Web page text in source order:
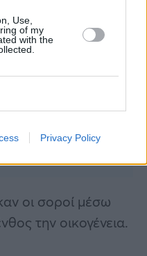
Use,
of my
with the
Privacy Policy
οι σοροί μέσω
την οικογένεια.